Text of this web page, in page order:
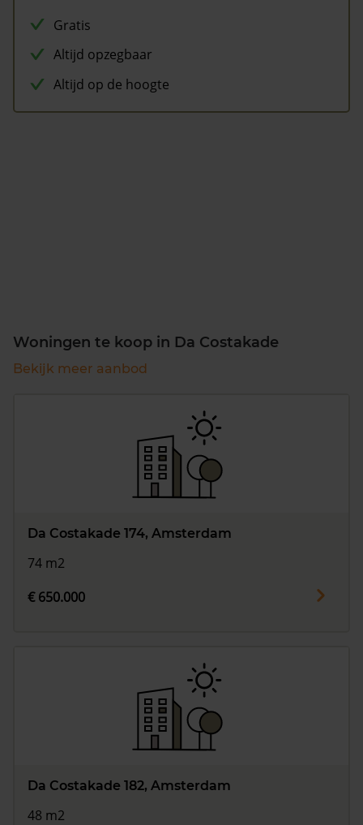
Gratis
Altijd opzegbaar
Altijd op de hoogte
Woningen te koop in Da Costakade
Bekijk meer aanbod
Da Costakade 174, Amsterdam
74 m2
€ 650.000
Da Costakade 182, Amsterdam
48 m2